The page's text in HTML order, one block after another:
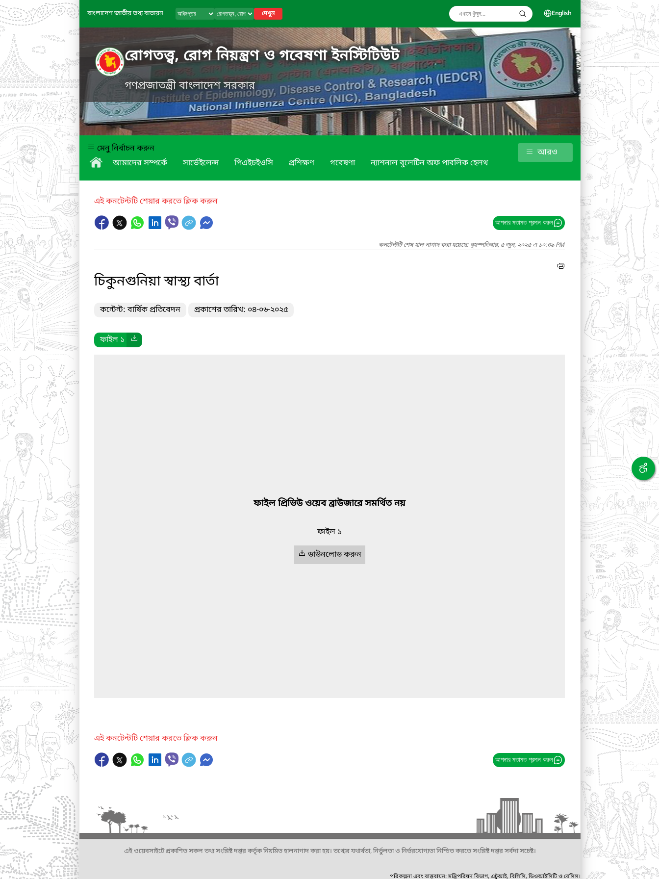
বাংলাদেশ জাতীয় তথ্য বাতায়ন দেখুন English
রোগতত্ত্ব, রোগ নিয়ন্ত্রণ ও গবেষণা ইনস্টিটিউট
গণপ্রজাতন্ত্রী বাংলাদেশ সরকার
মেনু নির্বাচন করুন
আমাদের সম্পর্কে
সার্ভেইলেন্স পিএইচইওসি প্রশিক্ষণ গবেষণা ন্যাশনাল বুলেটিন অফ পাবলিক হেলথ
আরও
এই কনটেন্টটি শেয়ার করতে ক্লিক করুন
আপনার মতামত প্রদান করুন
কনটেন্টটি শেষ হাল-নাগাদ করা হয়েছে: বৃহস্পতিবার, ৫ জুন, ২০২৫ এ ১০:৩৯ PM
চিকুনগুনিয়া স্বাস্থ্য বার্তা
কন্টেন্ট: বার্ষিক প্রতিবেদন প্রকাশের তারিখ: ০৪-০৬-২০২৫
ফাইল ১
ফাইল প্রিভিউ ওয়েব ব্রাউজারে সমর্থিত নয়
ফাইল ১
ডাউনলোড করুন
এই কনটেন্টটি শেয়ার করতে ক্লিক করুন
আপনার মতামত প্রদান করুন
এই ওয়েবসাইটে প্রকাশিত সকল তথ্য সংশ্লিষ্ট দপ্তর কর্তৃক নিয়মিত হালনাগাদ করা হয়। তথ্যের যথার্থতা, নির্ভুলতা ও নির্ভরযোগ্যতা নিশ্চিত করতে সংশ্লিষ্ট দপ্তর সর্বদা সচেষ্ট।
পরিকল্পনা এবং বাস্তবায়ন: মন্ত্রিপরিষদ বিভাগ, এটুআই, বিসিসি, ডিওআইসিটি ও বেসিস।